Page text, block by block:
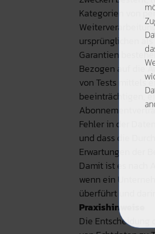
Kategorien von
ursprünglichen
Garantien
Bezogen auf die
von Tests mittels
beeinträchtigen,
Fehler in der
und dass die
Erwartungen der
Damit ist es nach
wenn ein
überführt und
Praxishinweise
Die Entscheidung